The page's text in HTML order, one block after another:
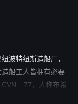
波特纽斯造船厂，
船工人皆拥有必要
－77，人称布希
一阶段－－造船，